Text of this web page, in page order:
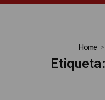
Home
Etiqueta: